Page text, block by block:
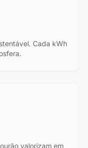
Cada kWh
valorizam em